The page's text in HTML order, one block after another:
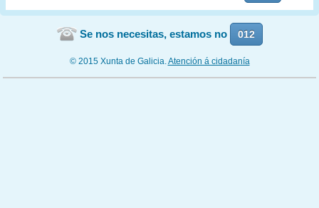
Se nos necesitas, estamos no 012
© 2015 Xunta de Galicia.Atención á cidadanía